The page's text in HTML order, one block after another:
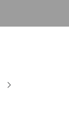
SOPORTE TÉCNICO